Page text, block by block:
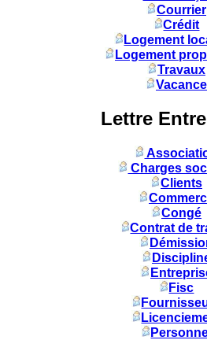
Courrier
Crédit
Logement
Logement
Travaux
Vacance
Lettre
Charges
Clients
Congé
Contrat de
Fisc